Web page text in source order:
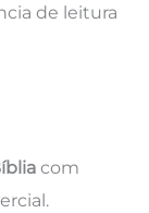
de leitura
com